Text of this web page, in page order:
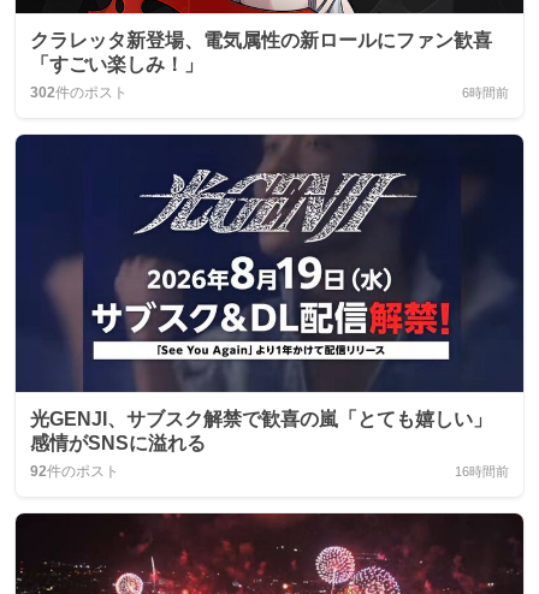
クラレッタ新登場、電気属性の新ロールにファン歓喜
「すごい楽しみ！」
302件のポスト 6時間前
光GENJI、サブスク解禁で歓喜の嵐「とても嬉しい」
感情がSNSに溢れる
92件のポスト 16時間前